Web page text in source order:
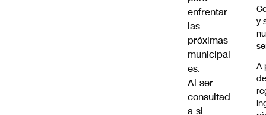
enfrentar
las
próximas
municipal
es.
Al ser
consultad
a si
y
A
de